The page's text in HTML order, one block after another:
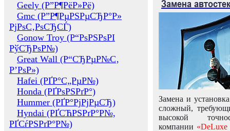
Geely (Р”Р¶РёР»Рё)
Gmc (Р”Р¶РµРЅРµСЂР°Р»
РјРѕС‚РѕСЂСЃ)
Gonow Troy (Р“РѕРЅРѕРІ
РўСЂРѕР№)
Great Wall (Р“СЂРµР№С‚
Р’РѕР»)
Hafei (РҐР°С„РµР№)
Honda (РҐРѕРЅРґР°)
Hummer (РҐР°РјРјРµСЂ)
Hyndai (РҐСЋРЅРґР°Р№,
РҐСѓРЅРґР°Р№)
Замена
Замена и
сложный,
высокой
компании «DeLuxe